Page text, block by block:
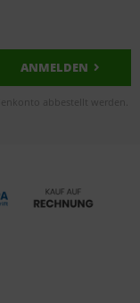
ANMELDEN
abbestellt werden.